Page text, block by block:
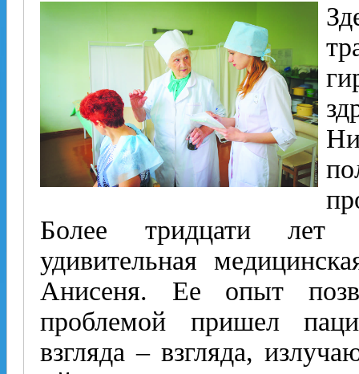
Более тридцати лет
удивительная
Анисеня. Ее опыт
проблемой пришел
взгляда – взгляда,